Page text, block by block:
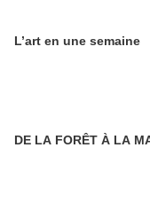
L’art en une semaine
DE LA FORÊT À LA